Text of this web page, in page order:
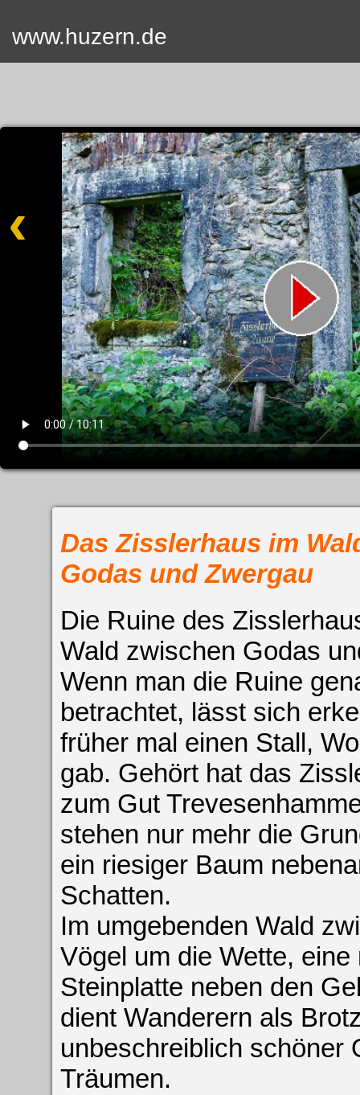
www.huzern.de
Videos
Fotos
Das Zisslerhaus im
Godas und Zwergau
Die Ruine des
Wald zwischen Godas
Wenn man die Ruine
betrachtet, lässt sich
früher mal einen Stall,
gab. Gehört hat das
zum Gut
stehen nur mehr die
ein riesiger Baum
Schatten.
Im umgebenden Wald
Vögel um die Wette,
Steinplatte neben den
dient Wanderern als
unbeschreiblich schöner
Träumen.